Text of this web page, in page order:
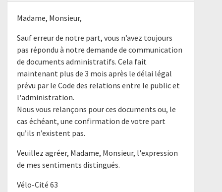
Madame, Monsieur,
Sauf erreur de notre part, vous n’avez toujours
pas répondu à notre demande de communication
de documents administratifs. Cela fait
maintenant plus de 3 mois après le délai légal
prévu par le Code des relations entre le public et
l'administration.
Nous vous relançons pour ces documents ou, le
cas échéant, une confirmation de votre part
qu’ils n’existent pas.
Veuillez agréer, Madame, Monsieur, l'expression
de mes sentiments distingués.
Vélo-Cité 63